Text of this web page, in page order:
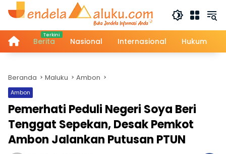
Langsung
HomeBerita Nasional Internasional Hukum
Beranda Maluku Ambon
Ambon
Pemerhati Peduli Negeri Soya Beri
Tenggat Sepekan, Desak Pemkot
Ambon Jalankan Putusan PTUN